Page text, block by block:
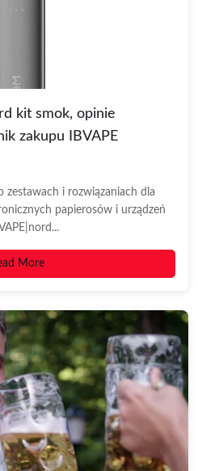
kit smok, opinie
zakupu IBVAPE
zestawach i rozwiązaniach dla
papierosów i urządzeń
More